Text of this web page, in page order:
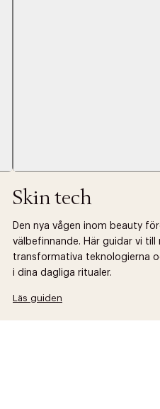
Skin tech
Den nya vågen inom beauty
välbefinnande. Här guidar vi till
transformativa teknologierna
i dina dagliga ritualer.
Läs guiden